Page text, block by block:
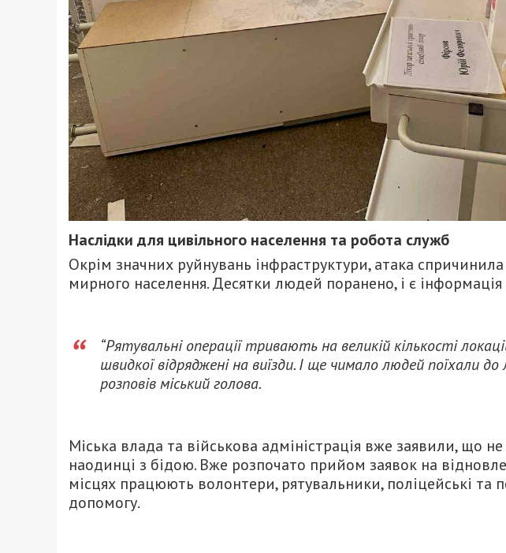
Наслідки для цивільного населення та робота служб
Окрім значних руйнувань інфраструктури, атака
мирного населення. Десятки людей поранено, і є
“Рятувальні операції тривають на великій кількості
швидкої відряджені на виїзди. І ще чимало людей поїхали до
розповів міський голова.
Міська влада та військова адміністрація вже заявили, що
наодинці з бідою. Вже розпочато прийом заявок на
місцях працюють волонтери, рятувальники, поліцейські та
допомогу.